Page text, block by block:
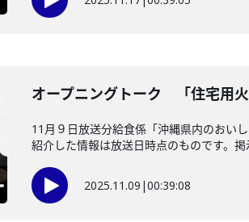
オープニングトーク 「住宅用
11月９日放送分給食係「沖縄県内のお
紹介した情報は放送日時点のものです。掲
2025.11.09 |00:39:08